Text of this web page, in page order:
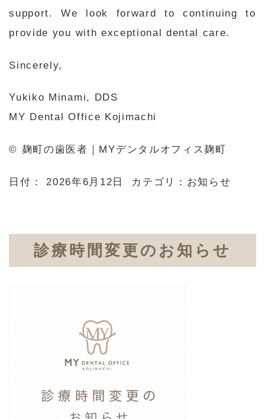
support. We look forward to continuing to
provide you with exceptional dental care.
Sincerely,
Yukiko Minami, DDS
MY Dental Office Kojimachi
© 麹町の歯医者｜MYデンタルオフィス麹町
日付： 2026年6月12日 カテゴリ： お知らせ
診療時間変更のお知らせ